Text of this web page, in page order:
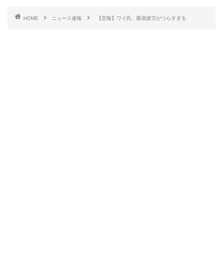
HOME ニュース速報 【悲報】ワイ氏、眼底疲労がつらすぎる